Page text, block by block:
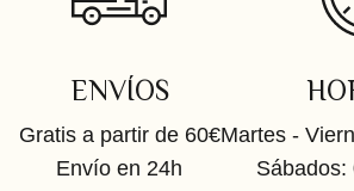
ENVÍOS
Gratis a partir de 60€
Envío en 24h
Martes -
Sábados: